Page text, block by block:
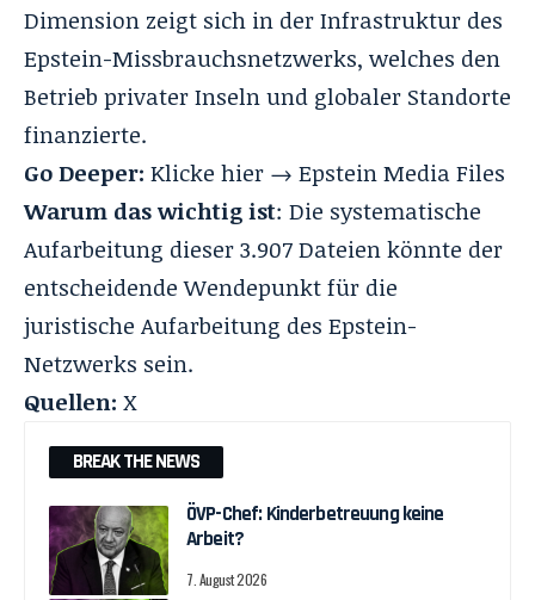
Dimension zeigt sich in der Infrastruktur des
Epstein-Missbrauchsnetzwerks, welches den
Betrieb privater Inseln und globaler Standorte
finanzierte.
Go Deeper: Klicke hier → Epstein Media Files
Warum das wichtig ist: Die systematische
Aufarbeitung dieser 3.907 Dateien könnte der
entscheidende Wendepunkt für die
juristische Aufarbeitung des Epstein-
Netzwerks sein.
Quellen: X
BREAK THE NEWS
ÖVP-Chef: Kinderbetreuung keine
Arbeit?
7. August 2026